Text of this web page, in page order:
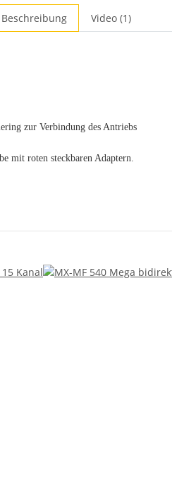
Beschreibung Video (1)
zur Verbindung des Antriebs
mit roten steckbaren Adaptern.